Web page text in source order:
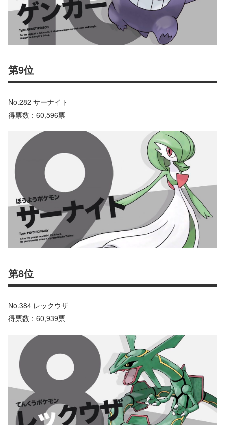
第9位
No.282 サーナイト
得票数：60,596票
第8位
No.384 レックウザ
得票数：60,939票